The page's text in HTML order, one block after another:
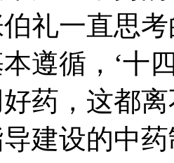
礼一直思
遵循，‘十
药，这都
建设的中